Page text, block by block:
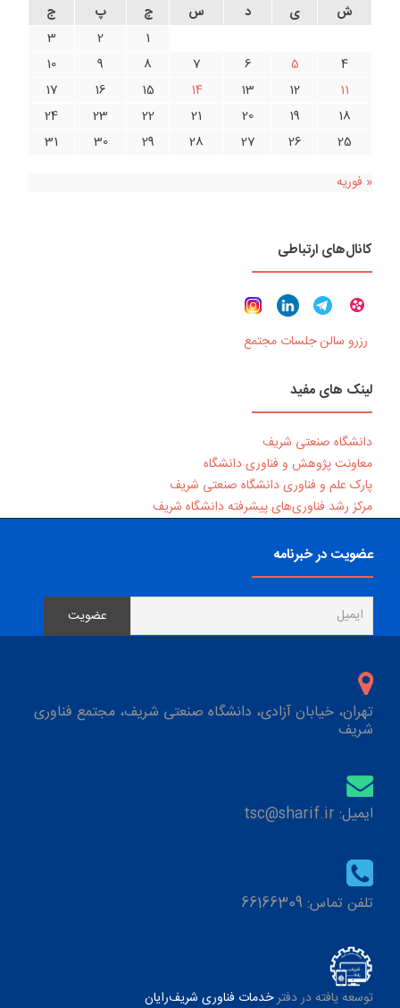
ش
ی د س چ پ
ج
1
2
3
4
5
6
7
8
9
10
11
12
13
14
15
16
17
18
19
20
21
22
23
24
25
26
27
28
29
30
31
« فوریه
کانال‌های ارتباطی
رزرو سالن جلسات مجتمع
لینک های مفید
دانشگاه صنعتی شریف
معاونت پژوهش و فناوری دانشگاه
پارک علم و فناوری دانشگاه صنعتی شریف
مرکز رشد فناوری‌های پیشرفته دانشگاه شریف
عضویت در خبرنامه
تهران، خیابان آزادی، دانشگاه صنعتی شریف، مجتمع فناوری
شریف
ایمیل: tsc@sharif.ir
تلفن تماس: 66166309
توسعه یافته در دفترخدمات فناوری شریف‌رایان